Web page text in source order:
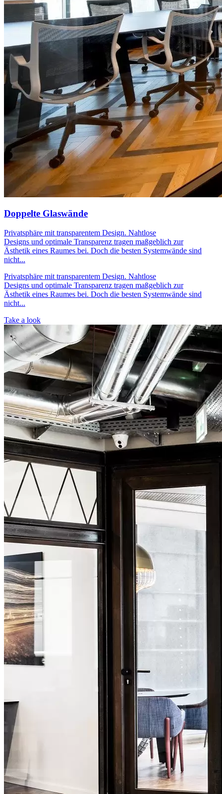
Doppelte Glaswände
Privatsphäre mit transparentem Design. Nahtlose
Designs und optimale Transparenz tragen maßgeblich zur
Ästhetik eines Raumes bei. Doch die besten Systemwände sind
nicht...
Privatsphäre mit transparentem Design. Nahtlose
Designs und optimale Transparenz tragen maßgeblich zur
Ästhetik eines Raumes bei. Doch die besten Systemwände sind
nicht...
Take a look